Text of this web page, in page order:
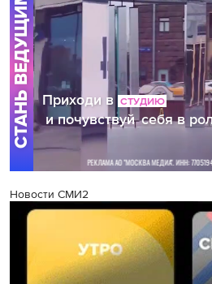
Новости СМИ2